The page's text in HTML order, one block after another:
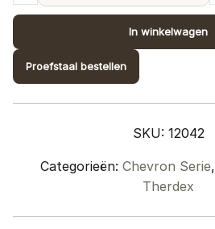
quantity
In winkelwagen
Proefstaal bestellen
SKU: 12042
Categorieën: Chevron Serie,
Therdex